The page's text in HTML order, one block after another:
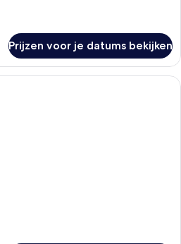
Prijzen voor je datums bekijken
Een moderne hotelkamer met een